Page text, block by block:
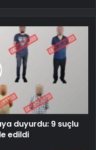
duyurdu: 9 suçlu
edildi